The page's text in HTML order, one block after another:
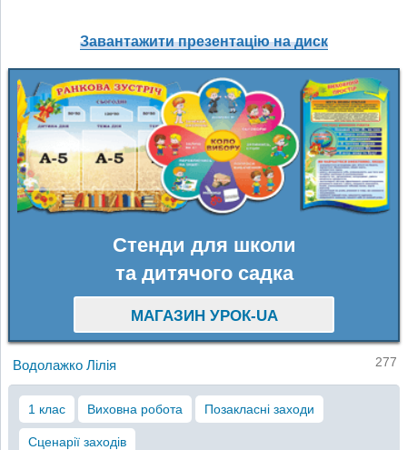
Завантажити презентацію на диск
Стенди для школи
та дитячого садка
МАГАЗИН УРОК-UA
Водолажко Лілія 277
1 клас Виховна робота Позакласні заходи
Сценарії заходів